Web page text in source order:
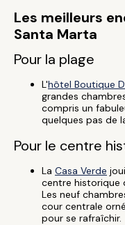
Les meilleurs
Santa Marta
Pour la plage
L'hôtel Boutique
grandes
compris un
quelques pas de
Pour le centre
La Casa Verde
centre historique
Les neuf
cour centrale
pour se rafraîchir.